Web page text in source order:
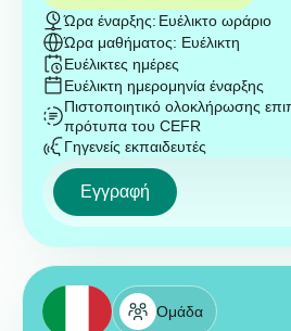
Ώρα έναρξης: Ευέλικτο ωράριο
Ώρα μαθήματος: Ευέλικτη
Ευέλικτες ημέρες
Ευέλικτη ημερομηνία έναρξης
Πιστοποιητικό ολοκλήρωσης
πρότυπα του CEFR
Γηγενείς εκπαιδευτές
Εγγραφή
Ομάδα